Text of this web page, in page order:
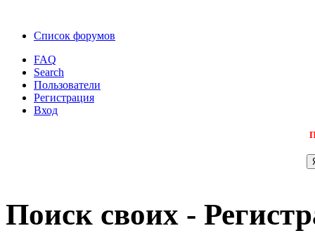
Список форумов
FAQ
Search
Пользователи
Регистрация
Вход
Поиск своих -